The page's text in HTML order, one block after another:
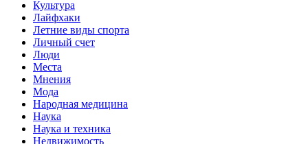
Культура
Лайфхаки
Летние виды спорта
Личный счет
Люди
Места
Мнения
Мода
Народная медицина
Наука
Наука и техника
Недвижимость